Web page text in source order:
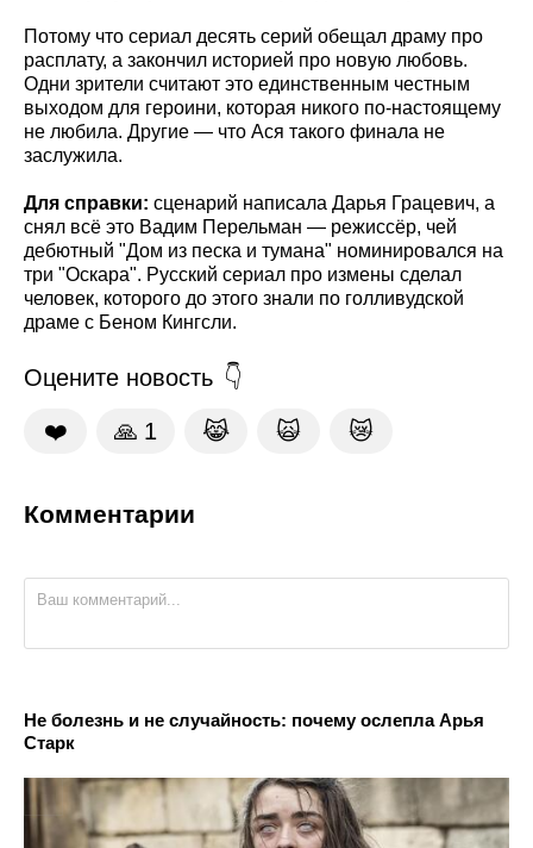
Потому что сериал десять серий обещал драму про
расплату, а закончил историей про новую любовь.
Одни зрители считают это единственным честным
выходом для героини, которая никого по-настоящему
не любила. Другие — что Ася такого финала не
заслужила.
Для справки: сценарий написала Дарья Грацевич, а
снял всё это Вадим Перельман — режиссёр, чей
дебютный "Дом из песка и тумана" номинировался на
три "Оскара". Русский сериал про измены сделал
человек, которого до этого знали по голливудской
драме с Беном Кингсли.
Оцените новость
❤️ 🙏 1 😹 🙀 😿
Комментарии
Не болезнь и не случайность: почему ослепла Арья
Старк